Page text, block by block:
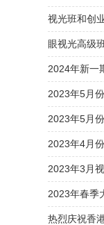
视光班和创
眼视光高级
2024年新一
2023年5月
2023年5月
2023年4月
2023年3月
2023年春季
热烈庆祝香